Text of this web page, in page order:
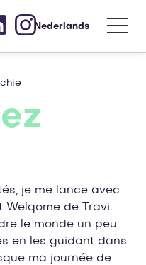
Nederlands
je me lance avec
de Travi.
le monde un peu
en les guidant dans
ma journée de